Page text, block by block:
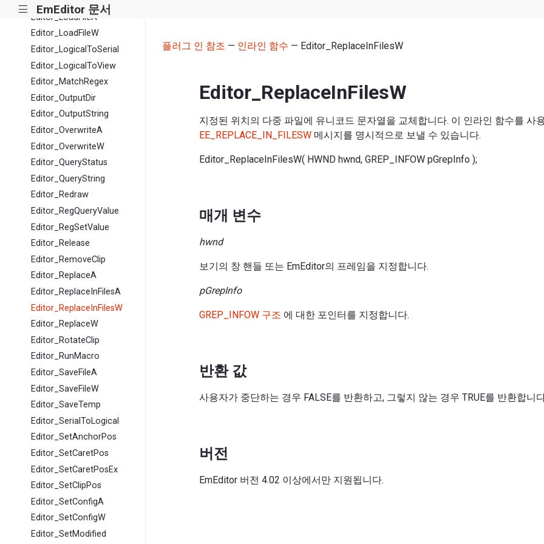
||| EmEditor 문서
Editor_LoadFileA
Editor_LoadFileW
Editor_LogicalToSerial
Editor_LogicalToView
Editor_MatchRegex
Editor_OutputDir
Editor_OutputString
Editor_OverwriteA
Editor_OverwriteW
Editor_QueryStatus
Editor_QueryString
Editor_Redraw
Editor_RegQueryValue
Editor_RegSetValue
Editor_Release
Editor_RemoveClip
Editor_ReplaceA
Editor_ReplaceInFilesA
Editor_ReplaceInFilesW
Editor_ReplaceW
Editor_RotateClip
Editor_RunMacro
Editor_SaveFileA
Editor_SaveFileW
Editor_SaveTemp
Editor_SerialToLogical
Editor_SetAnchorPos
Editor_SetCaretPos
Editor_SetCaretPosEx
Editor_SetClipPos
Editor_SetConfigA
Editor_SetConfigW
Editor_SetModified
플러그 인 참조 — 인라인 함수 — Editor_ReplaceInFilesW
Editor_ReplaceInFilesW
지정된 위치의 다중 파일에 유니코드 문자열을 교체합니다. 이 인라인 함수를 사
EE_REPLACE_IN_FILESW 메시지를 명시적으로 보낼 수 있습니다.
Editor_ReplaceInFilesW( HWND hwnd, GREP_INFOW pGrepInfo );
매개 변수
hwnd
보기의 창 핸들 또는 EmEditor의 프레임을 지정합니다.
pGrepInfo
GREP_INFOW 구조 에 대한 포인터를 지정합니다.
반환 값
사용자가 중단하는 경우 FALSE를 반환하고, 그렇지 않는 경우 TRUE를 반환합니
버전
EmEditor 버전 4.02 이상에서만 지원됩니다.